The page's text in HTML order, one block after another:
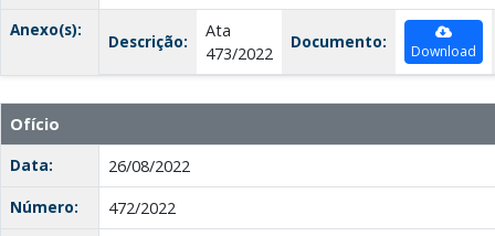
Anexo(s):
Descrição:
Ata
473/2022
Documento: Download
Ofício
Data:
26/08/2022
Número:
472/2022